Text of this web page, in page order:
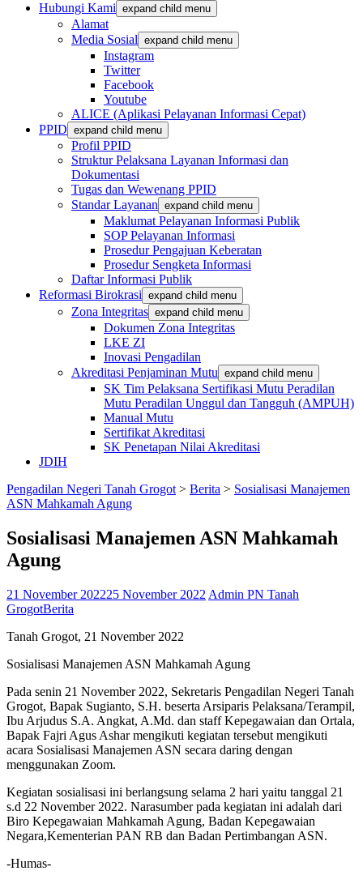
Hubungi Kami expand child menu
Alamat
Media Sosial expand child menu
Instagram
Twitter
Facebook
Youtube
ALICE (Aplikasi Pelayanan Informasi Cepat)
PPID expand child menu
Profil PPID
Struktur Pelaksana Layanan Informasi dan
Dokumentasi
Tugas dan Wewenang PPID
Standar Layanan expand child menu
Maklumat Pelayanan Informasi Publik
SOP Pelayanan Informasi
Prosedur Pengajuan Keberatan
Prosedur Sengketa Informasi
Daftar Informasi Publik
Reformasi Birokrasi expand child menu
Zona Integritas expand child menu
Dokumen Zona Integritas
LKE ZI
Inovasi Pengadilan
Akreditasi Penjaminan Mutu expand child menu
SK Tim Pelaksana Sertifikasi Mutu Peradilan
Mutu Peradilan Unggul dan Tangguh (AMPUH)
Manual Mutu
Sertifikat Akreditasi
SK Penetapan Nilai Akreditasi
JDIH
Pengadilan Negeri Tanah Grogot > Berita > Sosialisasi Manajemen
ASN Mahkamah Agung
Sosialisasi Manajemen ASN Mahkamah
Agung
21 November 202225 November 2022 Admin PN Tanah
GrogotBerita
Tanah Grogot, 21 November 2022
Sosialisasi Manajemen ASN Mahkamah Agung
Pada senin 21 November 2022, Sekretaris Pengadilan Negeri Tanah
Grogot, Bapak Sugianto, S.H. beserta Arsiparis Pelaksana/Terampil,
Ibu Arjudus S.A. Angkat, A.Md. dan staff Kepegawaian dan Ortala,
Bapak Fajri Agus Ashar mengikuti kegiatan tersebut mengikuti
acara Sosialisasi Manajemen ASN secara daring dengan
menggunakan Zoom.
Kegiatan sosialisasi ini berlangsung selama 2 hari yaitu tanggal 21
s.d 22 November 2022. Narasumber pada kegiatan ini adalah dari
Biro Kepegawaian Mahkamah Agung, Badan Kepegawaian
Negara,Kementerian PAN RB dan Badan Pertimbangan ASN.
-Humas-